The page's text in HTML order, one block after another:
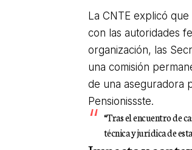
La CNTE explicó
con las autoridades
organización, las
una comisión
de una aseguradora
Pensionissste.
“Tras el encuentro de
técnica y jurídica de